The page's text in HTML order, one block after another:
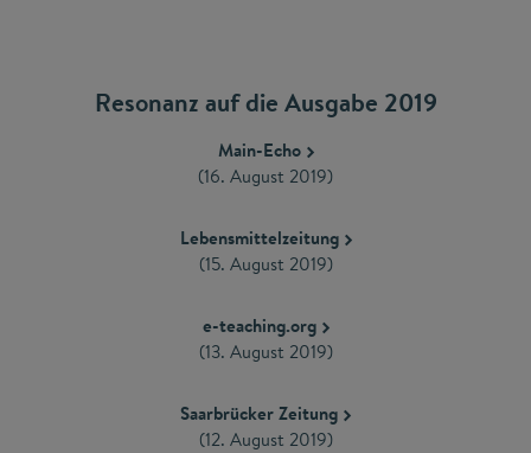
Resonanz auf die Ausgabe 2019
Main-Echo
(16. August 2019)
Lebensmittelzeitung
(15. August 2019)
e-teaching.org
(13. August 2019)
Saarbrücker Zeitung
(12. August 2019)